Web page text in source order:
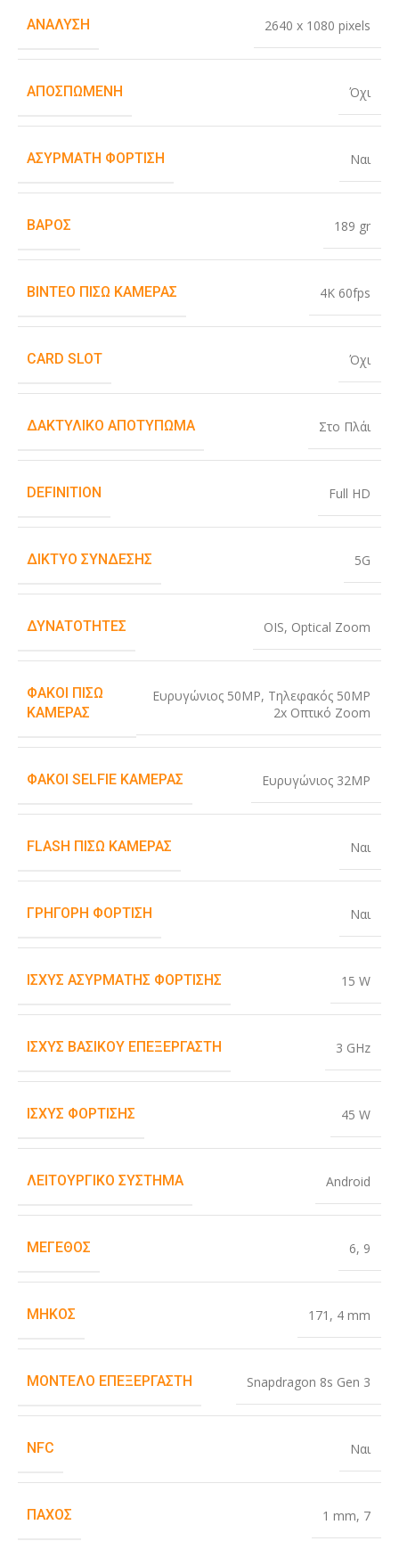
ΑΝΆΛΥΣΗ 2640 x 1080 pixels
ΑΠΟΣΠΏΜΕΝΗ Όχι
ΑΣΎΡΜΑΤΗ ΦΌΡΤΙΣΗ Ναι
ΒΆΡΟΣ 189 gr
ΒΊΝΤΕΟ ΠΊΣΩ ΚΆΜΕΡΑΣ 4K 60fps
CARD SLOT Όχι
ΔΑΚΤΥΛΙΚΌ ΑΠΟΤΎΠΩΜΑ Στο Πλάι
DEFINITION Full HD
ΔΊΚΤΥΟ ΣΎΝΔΕΣΗΣ 5G
ΔΥΝΑΤΌΤΗΤΕΣ OIS, Optical Zoom
ΦΑΚΟΊ ΠΊΣΩ
ΚΆΜΕΡΑΣ
Ευρυγώνιος 50MP, Τηλεφακός 50MP
2x Οπτικό Zoom
ΦΑΚΟΊ SELFIE ΚΆΜΕΡΑΣ Ευρυγώνιος 32MP
FLASH ΠΊΣΩ ΚΆΜΕΡΑΣ Ναι
ΓΡΉΓΟΡΗ ΦΌΡΤΙΣΗ Ναι
ΙΣΧΎΣ ΑΣΎΡΜΑΤΗΣ ΦΌΡΤΙΣΗΣ 15 W
ΙΣΧΎΣ ΒΑΣΙΚΟΎ ΕΠΕΞΕΡΓΑΣΤΉ 3 GHz
ΙΣΧΎΣ ΦΌΡΤΙΣΗΣ 45 W
ΛΕΙΤΟΥΡΓΙΚΌ ΣΎΣΤΗΜΑ Android
ΜΈΓΕΘΟΣ 6, 9
ΜΉΚΟΣ 171 , 4 mm
ΜΟΝΤΈΛΟ ΕΠΕΞΕΡΓΑΣΤΉ Snapdragon 8s Gen 3
NFC Ναι
ΠΆΧΟΣ 1 mm, 7